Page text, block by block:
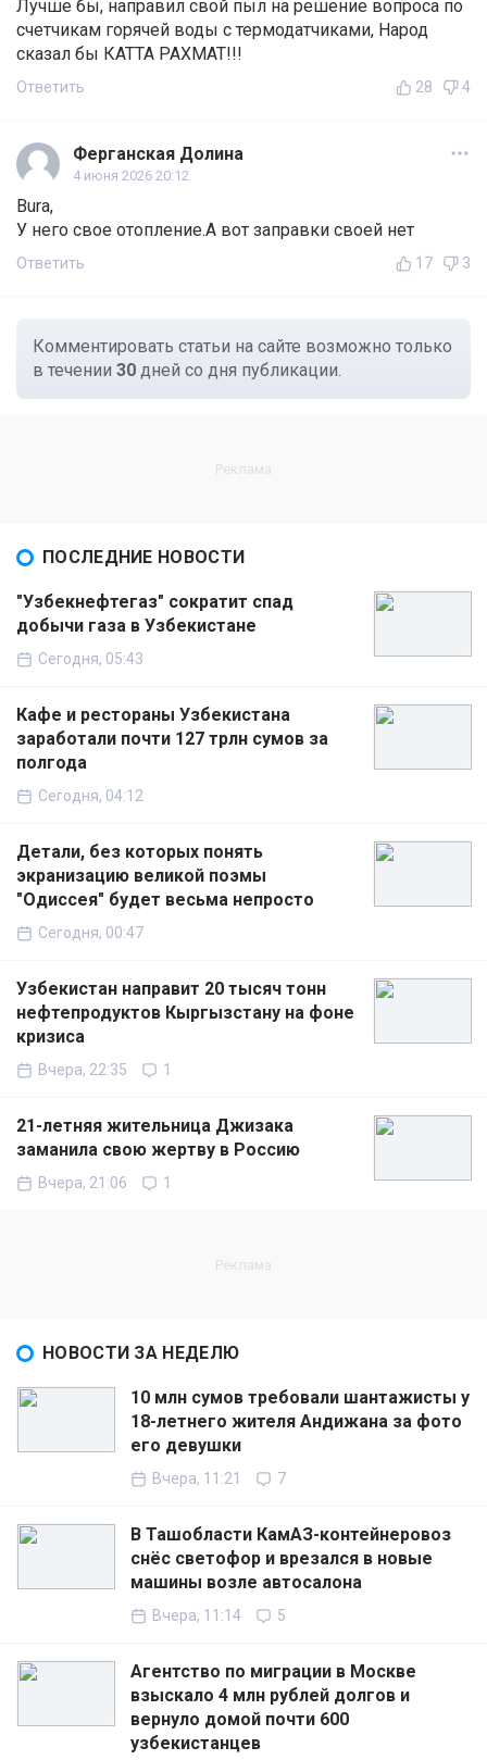
Лучше бы, направил свой пыл на решение вопроса по
счетчикам горячей воды с термодатчиками, Народ
сказал бы КАТТА РАХМАТ!!!
Ответить 28 4
Ферганская Долина
4 июня 2026 20:12
Bura,
У него свое отопление.А вот заправки своей нет
Ответить 17 3
Комментировать статьи на сайте возможно только
в течении 30 дней со дня публикации.
ПОСЛЕДНИЕ НОВОСТИ
"Узбекнефтегаз" сократит спад
добычи газа в Узбекистане
Сегодня, 05:43
Кафе и рестораны Узбекистана
заработали почти 127 трлн сумов за
полгода
Сегодня, 04:12
Детали, без которых понять
экранизацию великой поэмы
"Одиссея" будет весьма непросто
Сегодня, 00:47
Узбекистан направит 20 тысяч тонн
нефтепродуктов Кыргызстану на фоне
кризиса
Вчера, 22:35 1
21-летняя жительница Джизака
заманила свою жертву в Россию
Вчера, 21:06 1
НОВОСТИ ЗА НЕДЕЛЮ
10 млн сумов требовали шантажисты у
18-летнего жителя Андижана за фото
его девушки
Вчера, 11:21 7
В Ташобласти КамАЗ-контейнеровоз
снёс светофор и врезался в новые
машины возле автосалона
Вчера, 11:14 5
Агентство по миграции в Москве
взыскало 4 млн рублей долгов и
вернуло домой почти 600
узбекистанцев